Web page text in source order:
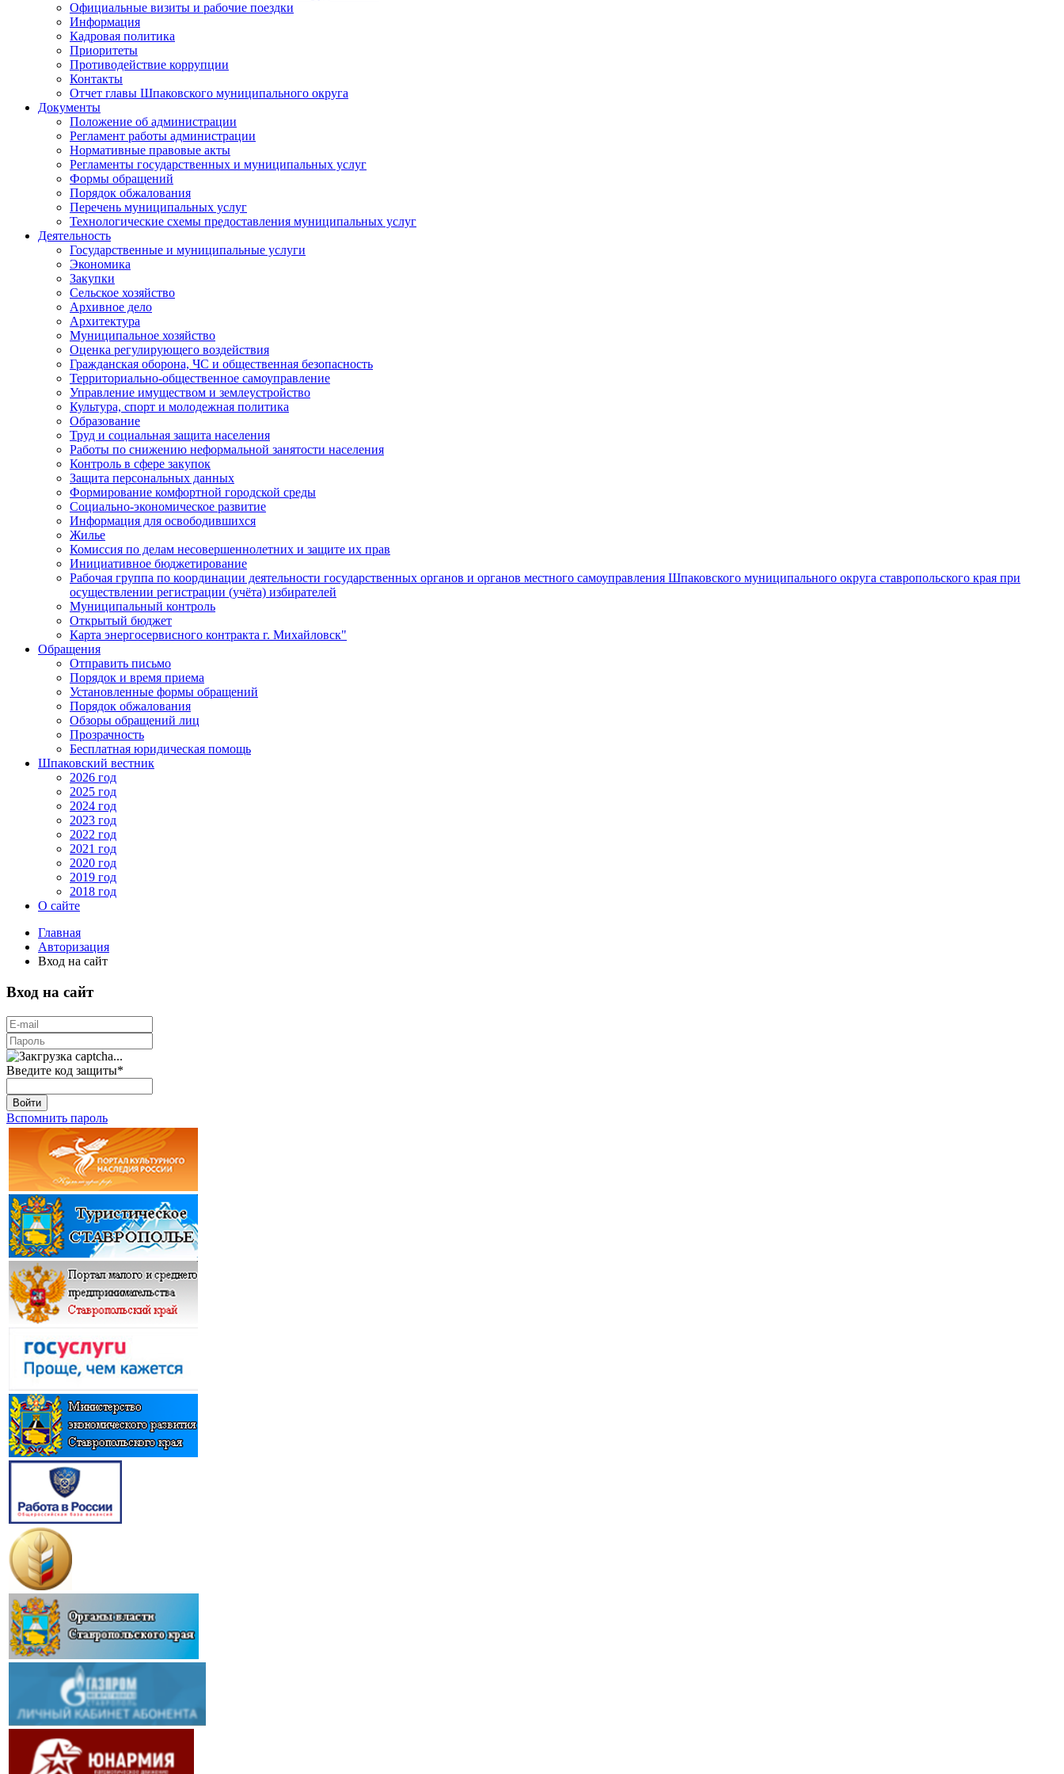
Официальные визиты и рабочие поездки
Информация
Кадровая политика
Приоритеты
Противодействие коррупции
Контакты
Отчет главы Шпаковского муниципального округа
Документы
Положение об администрации
Регламент работы администрации
Нормативные правовые акты
Регламенты государственных и муниципальных услуг
Формы обращений
Порядок обжалования
Перечень муниципальных услуг
Технологические схемы предоставления муниципальных услуг
Деятельность
Государственные и муниципальные услуги
Экономика
Закупки
Сельское хозяйство
Архивное дело
Архитектура
Муниципальное хозяйство
Оценка регулирующего воздействия
Гражданская оборона, ЧС и общественная безопасность
Территориально-общественное самоуправление
Управление имуществом и землеустройство
Культура, спорт и молодежная политика
Образование
Труд и социальная защита населения
Работы по снижению неформальной занятости населения
Контроль в сфере закупок
Защита персональных данных
Формирование комфортной городской среды
Социально-экономическое развитие
Информация для освободившихся
Жилье
Комиссия по делам несовершеннолетних и защите их прав
Инициативное бюджетирование
Рабочая группа по координации деятельности государственных органов и органов местного самоуправления Шпаковского муниципального округа ставропольского края при
осуществлении регистрации (учёта) избирателей
Муниципальный контроль
Открытый бюджет
Карта энергосервисного контракта г. Михайловск"
Обращения
Отправить письмо
Порядок и время приема
Установленные формы обращений
Порядок обжалования
Обзоры обращений лиц
Прозрачность
Бесплатная юридическая помощь
Шпаковский вестник
2026 год
2025 год
2024 год
2023 год
2022 год
2021 год
2020 год
2019 год
2018 год
О сайте
Главная
Авторизация
Вход на сайт
Вход на сайт
Введите код защиты*
Войти
Вспомнить пароль